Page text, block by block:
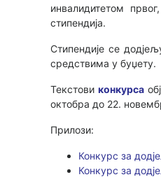
инвалидитетом
стипендија.
Стипендије се
средствима у буџету.
Текстови конкурса
октобра до 22.
Прилози:
Конкурс за
Конкурс за